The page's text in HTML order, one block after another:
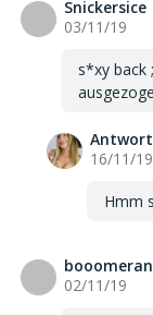
Snickersice
03/11/19
s*xy back
16/11/19
Hmm
02/11/19